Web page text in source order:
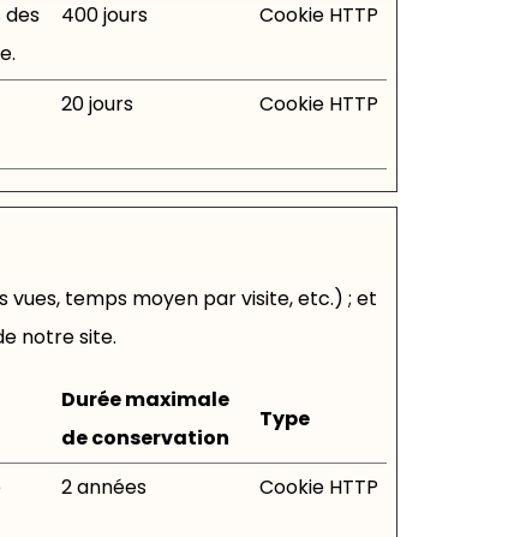
400 jours Cookie HTTP
20 jours Cookie HTTP
temps moyen par visite, etc.) ; et
notre site.
Durée maximale
de conservation
Type
2 années Cookie HTTP